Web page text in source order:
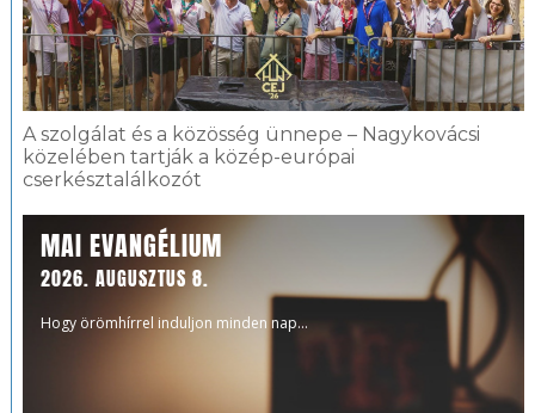
A szolgálat és a közösség ünnepe – Nagykovácsi
közelében tartják a közép-európai
cserkésztalálkozót
MAI EVANGÉLIUM
2026. AUGUSZTUS 8.
Hogy örömhírrel induljon minden nap...